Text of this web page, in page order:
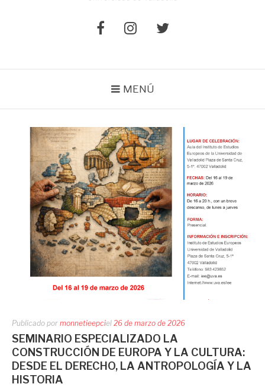
ElementoElementoElemento
MENÚ
Publicado por monnetieepciel 26 de marzo de 2026
SEMINARIO ESPECIALIZADO LA
CONSTRUCCIÓN DE EUROPA Y LA CULTURA:
DESDE EL DERECHO, LA ANTROPOLOGÍA Y LA
HISTORIA